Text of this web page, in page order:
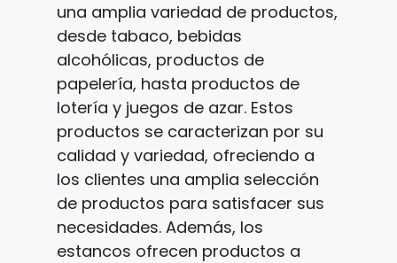
una amplia variedad de productos,
desde tabaco, bebidas
alcohólicas, productos de
papelería, hasta productos de
lotería y juegos de azar. Estos
productos se caracterizan por su
calidad y variedad, ofreciendo a
los clientes una amplia selección
de productos para satisfacer sus
necesidades. Además, los
estancos ofrecen productos a